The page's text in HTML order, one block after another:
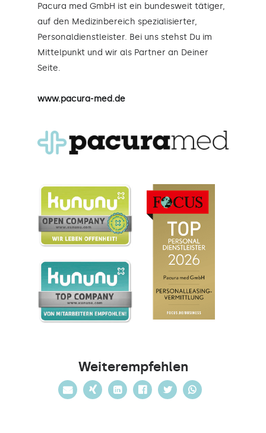
Pacura med GmbH ist ein bundesweit tätiger,
auf den Medizinbereich spezialisierter,
Personaldienstleister. Bei uns stehst Du im
Mittelpunkt und wir als Partner an Deiner
Seite.
www.pacura-med.de
Weiterempfehlen